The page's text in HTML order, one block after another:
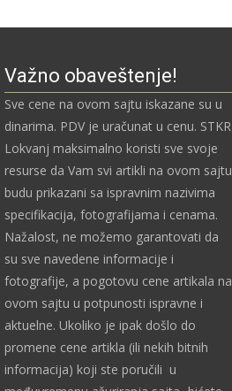
Važno obaveštenje!
Sve cene na ovom sajtu iskazane su u
dinarima. PDV je uračunat u cenu. STKR
Lokvanj maksimalno koristi sve svoje
resurse da Vam svi artikli na ovom sajtu
budu prikazani sa ispravnim nazivima
specifikacija, fotografijama i cenama.
Nažalost, ne možemo garantovati da
su sve navedene informacije i
fotografije, a pogotovu cene artikala na
ovom sajtu u potpunosti ispravne i
aktuelne. Ukoliko je ipak došlo do
promene cene artikla (ili nekih bitnih
informacija) koji ste poručili u